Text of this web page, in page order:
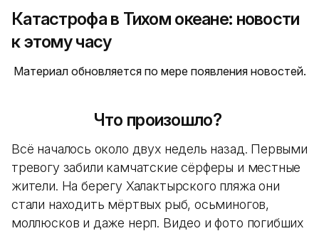
Катастрофа в Тихом океане: новости
к этому часу
Материал обновляется по мере появления новостей.
Что произошло?
Всё началось около двух недель назад. Первыми
тревогу забили камчатские сёрферы и местные
жители. На берегу Халактырского пляжа они
стали находить мёртвых рыб, осьминогов,
моллюсков и даже нерп. Видео и фото погибших